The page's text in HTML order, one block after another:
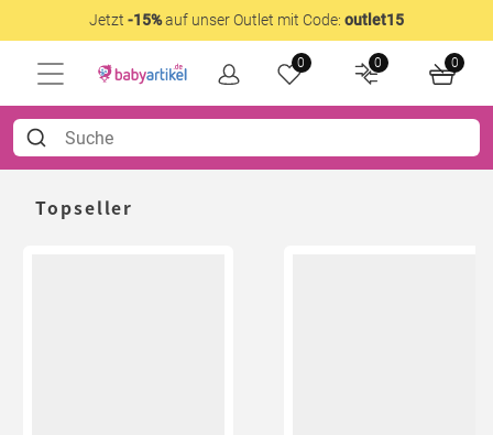
Jetzt -15%auf unser Outlet mit Code: outlet15
0 0 0
Topseller